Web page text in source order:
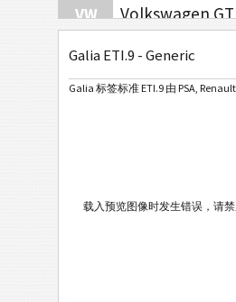
VW Volkswagen
GM General Motors
O Odette
Galia ETI.9 - Generic
Galia 标签标准 ETI.9 由 PSA,
载入预览图像时发生错误，请